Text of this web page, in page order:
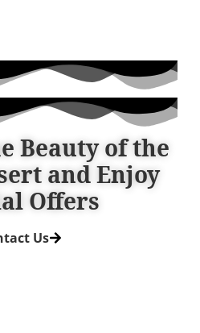
Beauty of the
and Enjoy
Offers​
Us